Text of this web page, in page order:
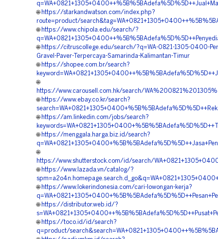
🌐 https://starkandwatson.com/index.php?
route=product/
🌐 https://www.chipola.edu/search/?
🌐 https://citruscollege.edu/search/?q=WA-0821-1305-0400-
Gravel-Paver-Terpercaya-Samarinda-Kalimantan-Timur
🌐 https://shopee.com.br/search?
🌐
https://www.carousell.com.hk/search/
🌐 https://www.ebay.co.kr/search?
🌐 https://am.linkedin.com/jobs/search?
🌐 https://menggala.harga.biz.id/search?
🌐
https://www.shutterstock.com/id/search/
🌐 https://www.lazada.vn/catalog/?
🌐 https://www.lokerindonesia.com/cari-lowongan-kerja?
🌐 https://distributor.web.id/?
🌐 https://toco.id/id/search?
q=product/